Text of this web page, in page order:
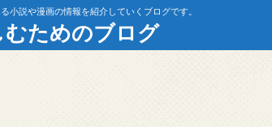
小説や漫画の情報を紹介していくブログです。
ためのブログ